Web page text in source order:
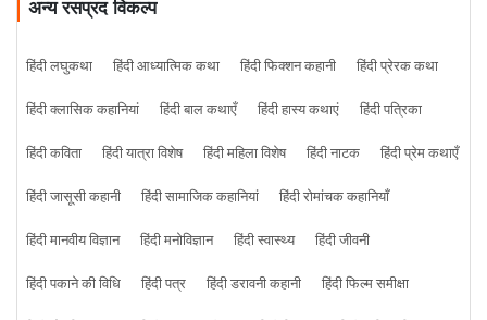
अन्य रसप्रद विकल्प
हिंदी लघुकथा हिंदी आध्यात्मिक कथा हिंदी फिक्शन कहानी
हिंदी प्रेरक कथा
हिंदी क्लासिक कहानियां
हिंदी बाल कथाएँ हिंदी हास्य कथाएं
हिंदी पत्रिका
हिंदी कविता
हिंदी यात्रा विशेष हिंदी महिला विशेष हिंदी नाटक
हिंदी प्रेम कथाएँ
हिंदी जासूसी कहानी
हिंदी सामाजिक कहानियां
हिंदी रोमांचक कहानियाँ
हिंदी मानवीय विज्ञान
हिंदी मनोविज्ञान हिंदी स्वास्थ्य
हिंदी जीवनी
हिंदी पकाने की विधि
हिंदी पत्र हिंदी डरावनी कहानी
हिंदी फिल्म समीक्षा